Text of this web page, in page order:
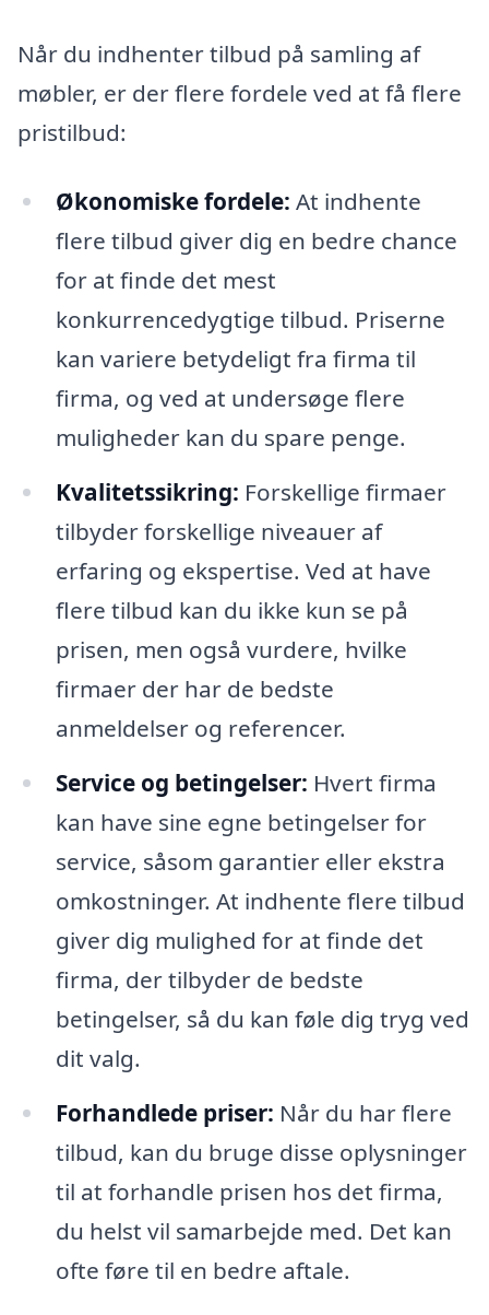
Når du indhenter tilbud på samling af
møbler, er der flere fordele ved at få flere
pristilbud:
Økonomiske fordele: At indhente
flere tilbud giver dig en bedre chance
for at finde det mest
konkurrencedygtige tilbud. Priserne
kan variere betydeligt fra firma til
firma, og ved at undersøge flere
muligheder kan du spare penge.
Kvalitetssikring: Forskellige firmaer
tilbyder forskellige niveauer af
erfaring og ekspertise. Ved at have
flere tilbud kan du ikke kun se på
prisen, men også vurdere, hvilke
firmaer der har de bedste
anmeldelser og referencer.
Service og betingelser: Hvert firma
kan have sine egne betingelser for
service, såsom garantier eller ekstra
omkostninger. At indhente flere tilbud
giver dig mulighed for at finde det
firma, der tilbyder de bedste
betingelser, så du kan føle dig tryg ved
dit valg.
Forhandlede priser: Når du har flere
tilbud, kan du bruge disse oplysninger
til at forhandle prisen hos det firma,
du helst vil samarbejde med. Det kan
ofte føre til en bedre aftale.